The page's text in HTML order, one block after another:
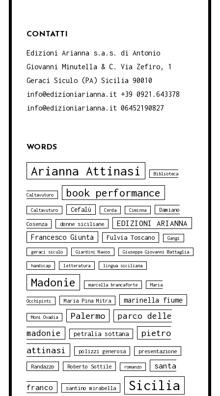
CONTATTI
Edizioni Arianna s.a.s. di Antonio
Giovanni Minutella & C. Via Zefiro, 1
Geraci Siculo (PA) Sicilia 90010
info@edizioniarianna.it +39 0921.643378
info@edizioniarianna.it 06452190827
WORDS
Arianna Attinasi Biblioteca
Caltavuturo book performance
Caltavuturo Cefalù Cerda Ciminna Damiano
Cosenza donne siciliane EDIZIONI ARIANNA
Francesco Giunta Fulvia Toscano Gangi
geraci siculo Giardini Naxos Giuseppe Giovanni Battaglia
handicap letteratura lingua siciliana
Madonie marcella brancaforte Maria
Occhipinti Maria Pina Mitra marinella fiume
Moni Ovadia Palermo
parco delle
madonie
petralia sottana
pietro
attinasi
polizzi generosa presentazione
Randazzo Roberto Sottile romanzo santa
franco santino mirabella Sicilia